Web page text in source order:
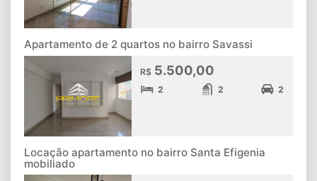
Apartamento de 2 quartos no bairro Savassi
R$ 5.500,00
2 2 2
Locação apartamento no bairro Santa Efigenia
mobiliado